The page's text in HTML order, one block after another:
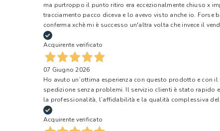
ma purtroppo il punto ritiro era eccezionalmente chiuso x
tracciamento pacco diceva e lo avevo visto anche io.
conferma xchè mi è successo un'altra volta che invece il
Acquirente verificato
07 Giugno 2026
Ho avuto un’ottima esperienza con questo prodotto e con
spedizione senza problemi. Il servizio clienti è stato
la professionalità, l’affidabilità e la qualità complessiva
Acquirente verificato